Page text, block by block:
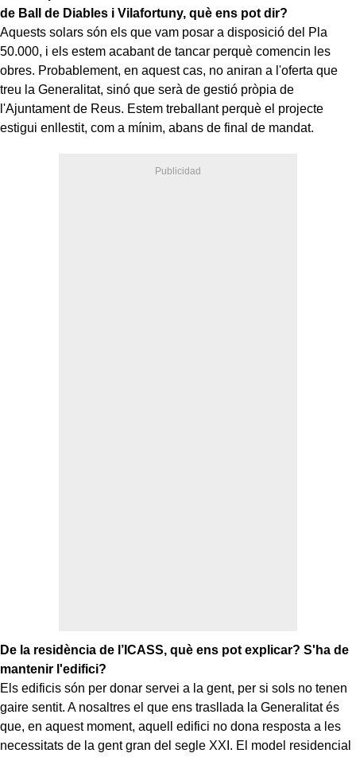
de Ball de Diables i Vilafortuny, què ens pot dir?
Aquests solars són els que vam posar a disposició del Pla
50.000, i els estem acabant de tancar perquè comencin les
obres. Probablement, en aquest cas, no aniran a l'oferta que
treu la Generalitat, sinó que serà de gestió pròpia de
l'Ajuntament de Reus. Estem treballant perquè el projecte
estigui enllestit, com a mínim, abans de final de mandat.
De la residència de l’ICASS, què ens pot explicar? S'ha de
mantenir l'edifici?
Els edificis són per donar servei a la gent, per si sols no tenen
gaire sentit. A nosaltres el que ens trasllada la Generalitat és
que, en aquest moment, aquell edifici no dona resposta a les
necessitats de la gent gran del segle XXI. El model residencial